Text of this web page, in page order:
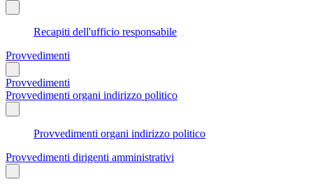
Recapiti dell'ufficio responsabile
Provvedimenti
Provvedimenti
Provvedimenti organi indirizzo politico
Provvedimenti organi indirizzo politico
Provvedimenti dirigenti amministrativi